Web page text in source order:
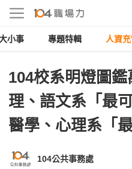
小事 專題特輯 人資
104校系明燈圖
理、語文系「最
醫學、心理系「最
104公共事務處